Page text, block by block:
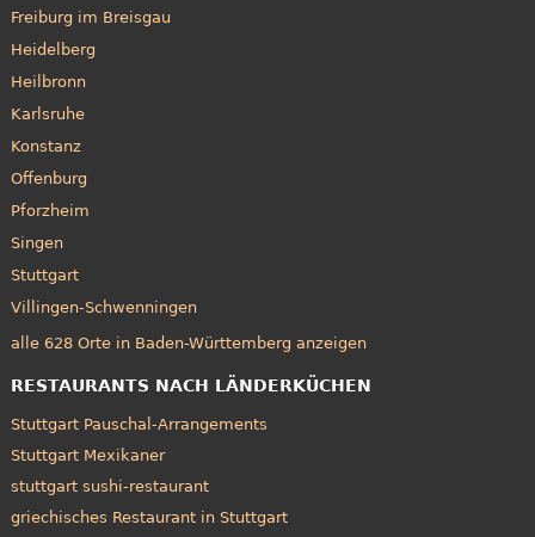
Freiburg im Breisgau
Heidelberg
Heilbronn
Karlsruhe
Konstanz
Offenburg
Pforzheim
Singen
Stuttgart
Villingen-Schwenningen
alle 628 Orte in Baden-Württemberg anzeigen
RESTAURANTS NACH LÄNDERKÜCHEN
Stuttgart Pauschal-Arrangements
Stuttgart Mexikaner
stuttgart sushi-restaurant
griechisches Restaurant in Stuttgart